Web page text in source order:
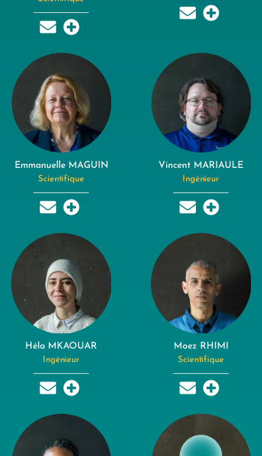
Emmanuelle MAGUIN
Scientifique
Vincent MARIAULE
Ingénieur
Héla MKAOUAR
Ingénieur
Moez RHIMI
Scientifique